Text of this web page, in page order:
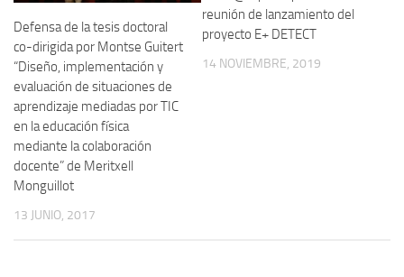
Defensa de la tesis doctoral
co-dirigida por Montse Guitert
“Diseño, implementación y
evaluación de situaciones de
aprendizaje mediadas por TIC
en la educación física
mediante la colaboración
docente” de Meritxell
Monguillot
13 JUNIO, 2017
reunión de lanzamiento del
proyecto E+ DETECT
14 NOVIEMBRE, 2019